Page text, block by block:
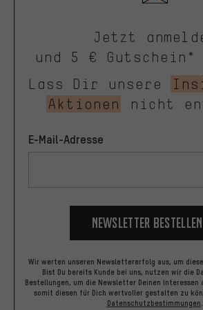
Jetzt
und 5 €
Lass Dir unsere
Aktionen
nicht
E-Mail-Adresse
Newsletter bestellen
Wir werten unseren Newslettererfolg aus, um
Bist Du bereits Kunde bei uns, nutzen wir die
Bestellungen, um die Newsletter Deinen Interessen
somit diesen für Dich wertvoller gestalten zu
Datenschutzbestimmungen.